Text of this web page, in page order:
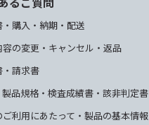
・購入・納期・配送
容の変更・キャンセル・返品
・請求書
製品規格・検査成績書・該非判定書
ご利用にあたって・製品の基本情報